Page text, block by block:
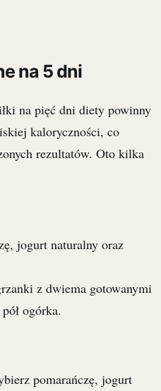
na 5 dni
na pięć dni diety powinny
kaloryczności, co
rezultatów. Oto kilka
jogurt naturalny oraz
z dwiema gotowanymi
ogórka.
pomarańczę, jogurt